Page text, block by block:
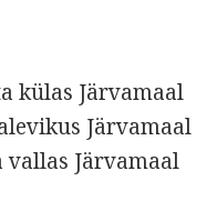
külas Järvamaal
Järvamaal
Järvamaal